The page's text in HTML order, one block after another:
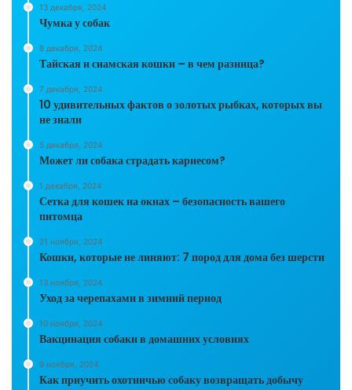
13 декабря, 2024
Чумка у собак
8 декабря, 2024
Тайская и сиамская кошки – в чем разница?
7 декабря, 2024
10 удивительных фактов о золотых рыбках, которых вы
не знали
5 декабря, 2024
Может ли собака страдать кариесом?
1 декабря, 2024
Сетка для кошек на окнах – безопасность вашего
питомца
21 ноября, 2024
Кошки, которые не линяют: 7 пород для дома без шерсти
13 ноября, 2024
Уход за черепахами в зимний период
10 ноября, 2024
Вакцинация собаки в домашних условиях
9 ноября, 2024
Как приучить охотничью собаку возвращать добычу